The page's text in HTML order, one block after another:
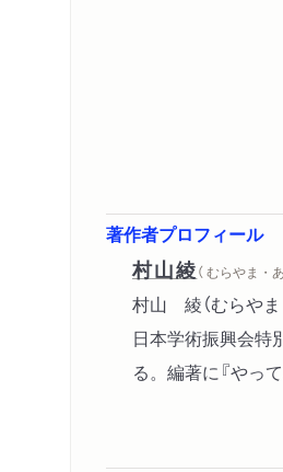
著作者プロフィール
村山綾（ むらやま・
村山 綾（むらやま
日本学術振興会特
る。編著に『やっ